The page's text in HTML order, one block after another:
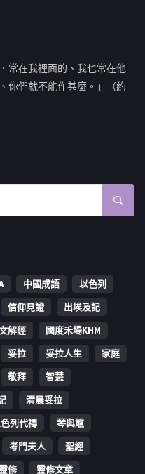
常在我裡面的、我也常在他
你們就不能作甚麼。」（約
中國成語
以色列
信仰見證
出埃及記
解經
國度禾場KHM
妥拉 妥拉人生
家庭
敬拜
智慧
清晨妥拉
列代禱
琴與爐
考門夫人
聖經
修 靈修文章